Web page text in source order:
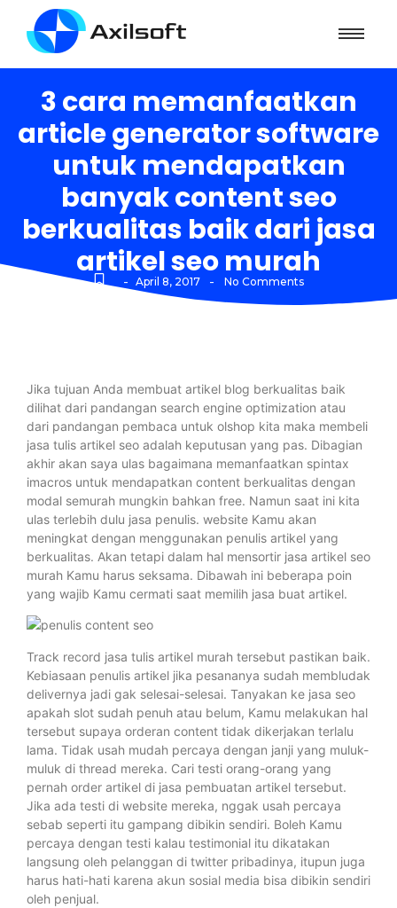
3 cara memanfaatkan
article generator software
untuk mendapatkan
banyak content seo
berkualitas baik dari jasa
artikel seo murah
- April 8, 2017 - No Comments
Jika tujuan Anda membuat artikel blog berkualitas baik
dilihat dari pandangan search engine optimization atau
dari pandangan pembaca untuk olshop kita maka membeli
jasa tulis artikel seo adalah keputusan yang pas. Dibagian
akhir akan saya ulas bagaimana memanfaatkan spintax
imacros untuk mendapatkan content berkualitas dengan
modal semurah mungkin bahkan free. Namun saat ini kita
ulas terlebih dulu jasa penulis. website Kamu akan
meningkat dengan menggunakan penulis artikel yang
berkualitas. Akan tetapi dalam hal mensortir jasa artikel seo
murah Kamu harus seksama. Dibawah ini beberapa poin
yang wajib Kamu cermati saat memilih jasa buat artikel.
Track record jasa tulis artikel murah tersebut pastikan baik.
Kebiasaan penulis artikel jika pesananya sudah membludak
delivernya jadi gak selesai-selesai. Tanyakan ke jasa seo
apakah slot sudah penuh atau belum, Kamu melakukan hal
tersebut supaya orderan content tidak dikerjakan terlalu
lama. Tidak usah mudah percaya dengan janji yang muluk-
muluk di thread mereka. Cari testi orang-orang yang
pernah order artikel di jasa pembuatan artikel tersebut.
Jika ada testi di website mereka, nggak usah percaya
sebab seperti itu gampang dibikin sendiri. Boleh Kamu
percaya dengan testi kalau testimonial itu dikatakan
langsung oleh pelanggan di twitter pribadinya, itupun juga
harus hati-hati karena akun sosial media bisa dibikin sendiri
oleh penjual.